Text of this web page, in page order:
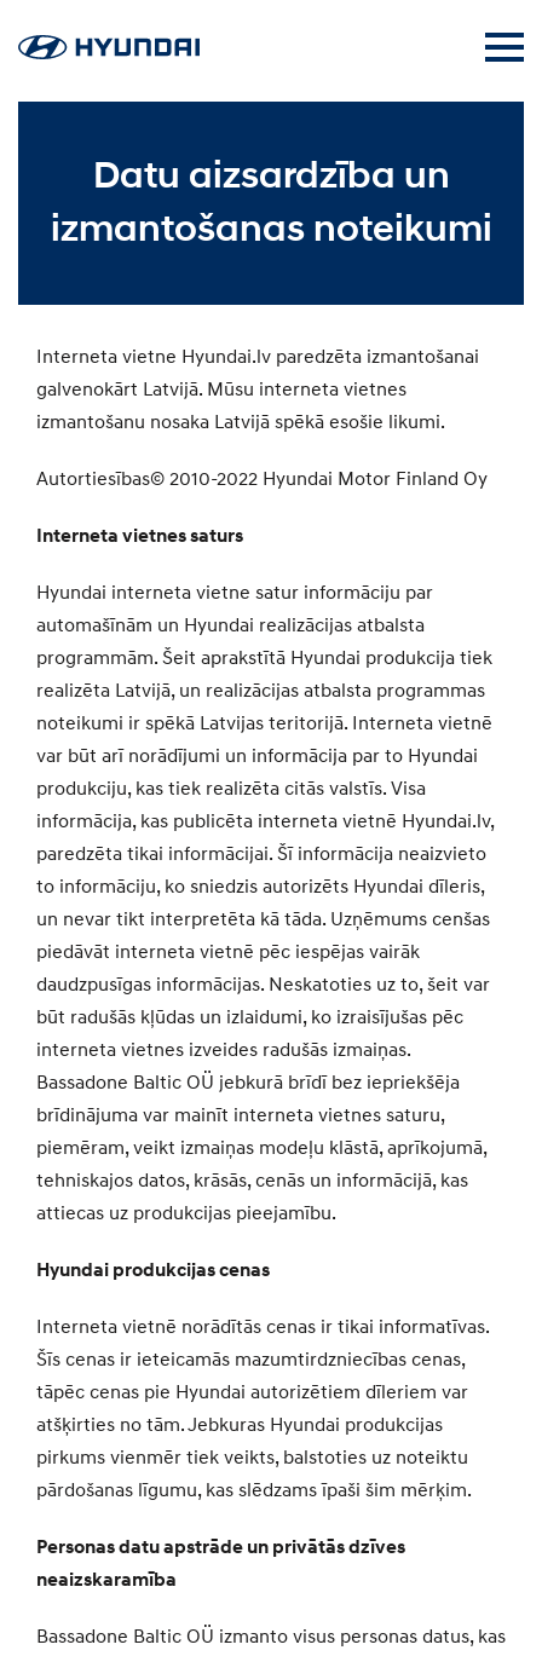
Datu aizsardzība un
izmantošanas noteikumi
Interneta vietne Hyundai.lv paredzēta izmantošanai
galvenokārt Latvijā. Mūsu interneta vietnes
izmantošanu nosaka Latvijā spēkā esošie likumi.
Autortiesības© 2010-2022 Hyundai Motor Finland Oy
Interneta vietnes saturs
Hyundai interneta vietne satur informāciju par
automašīnām un Hyundai realizācijas atbalsta
programmām. Šeit aprakstītā Hyundai produkcija tiek
realizēta Latvijā, un realizācijas atbalsta programmas
noteikumi ir spēkā Latvijas teritorijā. Interneta vietnē
var būt arī norādījumi un informācija par to Hyundai
produkciju, kas tiek realizēta citās valstīs. Visa
informācija, kas publicēta interneta vietnē Hyundai.lv,
paredzēta tikai informācijai. Šī informācija neaizvieto
to informāciju, ko sniedzis autorizēts Hyundai dīleris,
un nevar tikt interpretēta kā tāda. Uzņēmums cenšas
piedāvāt interneta vietnē pēc iespējas vairāk
daudzpusīgas informācijas. Neskatoties uz to, šeit var
būt radušās kļūdas un izlaidumi, ko izraisījušas pēc
interneta vietnes izveides radušās izmaiņas.
Bassadone Baltic OÜ jebkurā brīdī bez iepriekšēja
brīdinājuma var mainīt interneta vietnes saturu,
piemēram, veikt izmaiņas modeļu klāstā, aprīkojumā,
tehniskajos datos, krāsās, cenās un informācijā, kas
attiecas uz produkcijas pieejamību.
Hyundai produkcijas cenas
Interneta vietnē norādītās cenas ir tikai informatīvas.
Šīs cenas ir ieteicamās mazumtirdzniecības cenas,
tāpēc cenas pie Hyundai autorizētiem dīleriem var
atšķirties no tām. Jebkuras Hyundai produkcijas
pirkums vienmēr tiek veikts, balstoties uz noteiktu
pārdošanas līgumu, kas slēdzams īpaši šim mērķim.
Personas datu apstrāde un privātās dzīves
neaizskaramība
Bassadone Baltic OÜ izmanto visus personas datus, kas